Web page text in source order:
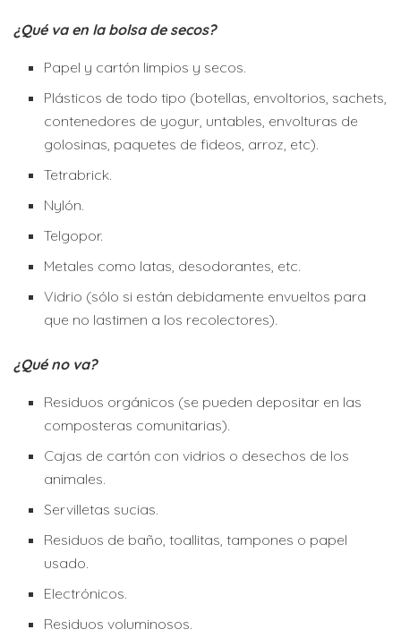
¿Qué va en la bolsa de secos?
Papel y cartón limpios y secos.
Plásticos de todo tipo (botellas, envoltorios, sachets,
contenedores de yogur, untables, envolturas de
golosinas, paquetes de fideos, arroz, etc).
Tetrabrick.
Nylón.
Telgopor.
Metales como latas, desodorantes, etc.
Vidrio (sólo si están debidamente envueltos para
que no lastimen a los recolectores).
¿Qué no va?
Residuos orgánicos (se pueden depositar en las
composteras comunitarias).
Cajas de cartón con vidrios o desechos de los
animales.
Servilletas sucias.
Residuos de baño, toallitas, tampones o papel
usado.
Electrónicos.
Residuos voluminosos.